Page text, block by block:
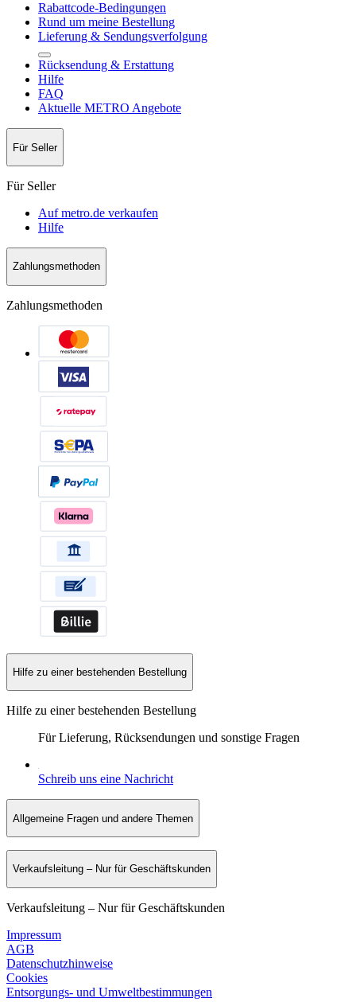
Rabattcode-Bedingungen
Rund um meine Bestellung
Lieferung & Sendungsverfolgung
Rücksendung & Erstattung
Hilfe
FAQ
Aktuelle METRO Angebote
Für Seller
Für Seller
Auf metro.de verkaufen
Hilfe
Zahlungsmethoden
Zahlungsmethoden
Hilfe zu einer bestehenden Bestellung
Hilfe zu einer bestehenden Bestellung
Für Lieferung, Rücksendungen und sonstige Fragen
Schreib uns eine Nachricht
Allgemeine Fragen und andere Themen
Verkaufsleitung – Nur für Geschäftskunden
Verkaufsleitung – Nur für Geschäftskunden
Impressum
AGB
Datenschutzhinweise
Cookies
Entsorgungs- und Umweltbestimmungen